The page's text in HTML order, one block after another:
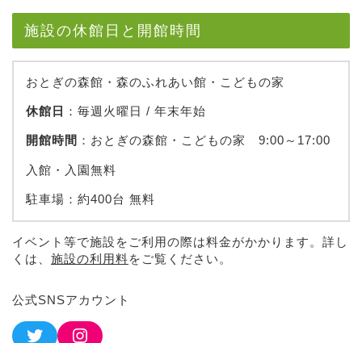
施設の休館日と開館時間
おとぎの森館・森のふれあい館・こどもの家
休館日 ：毎週火曜日 / 年末年始
開館時間 ：おとぎの森館・こどもの家 9:00～17:00
入館・入園無料
駐車場：約400台 無料
イベント等で施設をご利用の際は料金がかかります。詳し
くは、 施設の利用料をご覧ください。
公式SNSアカウント